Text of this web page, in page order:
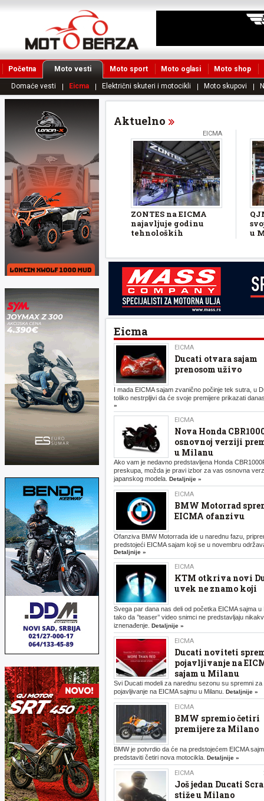
Početna Moto vesti Moto sport Moto oglasi Moto shop
Domaće vesti Eicma Električni skuteri i motocikli Moto skupovi
Aktuelno
EICMA
ZONTES na EICMA
najavljuje godinu
tehnoloških
u
Eicma
EICMA
Ducati otvara sajam
prenosom uživo
I mada EICMA sajam zvanično počinje tek sutra, u
toliko nestrpljivi da će svoje premijere prikazati
»
EICMA
Nova Honda
osnovnoj verziji
u Milanu
Ako vam je nedavno predstavljena Honda
preskupa, možda je pravi izbor za vas osnovna
japanskog modela. Detaljnije »
EICMA
BMW Motorrad
EICMA ofanzivu
Ofanziva BMW Motorrada ide u narednu fazu,
predstojeći EICMA sajam koji se u novembru
Detaljnije »
EICMA
KTM otkriva novi
uvek ne znamo koji
Svega par dana nas deli od početka EICMA sajma u
tako da ’’teaser’’ video snimci ne predstavljaju
iznenađenje. Detaljnije »
EICMA
Ducati noviteti
pojavljivanje na
sajam u Milanu
Svi Ducati modeli za narednu sezonu su spremni za
pojavljivanje na EICMA sajmu u Milanu. Detaljnije »
EICMA
BMW spremio četiri
premijere za Milano
BMW je potvrdio da će na predstojećem EICMA
predstaviti četiri nova motocikla. Detaljnije »
EICMA
Još jedan Ducati
stiže u Milano